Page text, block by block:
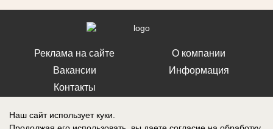
Реклама на сайте
Вакансии
Контакты
О компании
Информация
Наш сайт использует куки.